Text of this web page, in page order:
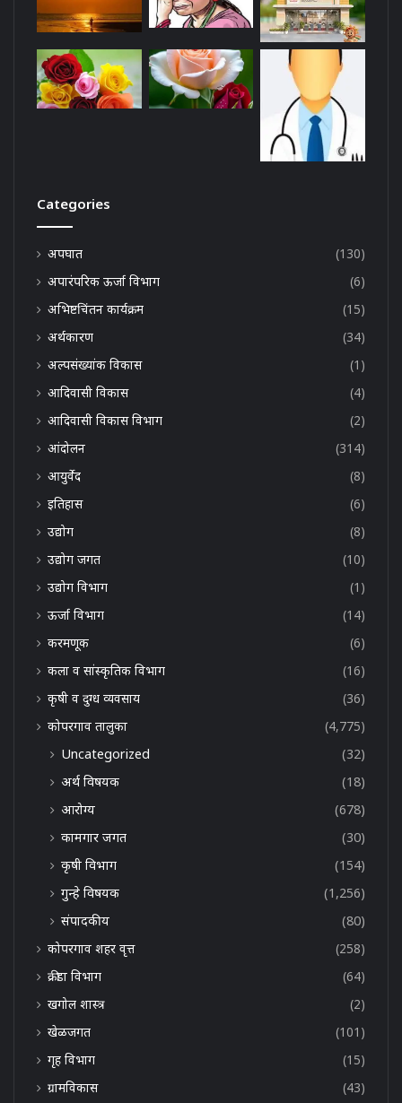
Categories
अपघात
(130)
अपारंपरिक ऊर्जा विभाग
(6)
अभिष्टचिंतन कार्यक्रम
(15)
अर्थकारण
(34)
अल्पसंख्यांक विकास
(1)
आदिवासी विकास
(4)
आदिवासी विकास विभाग
(2)
आंदोलन
(314)
आयुर्वेद
(8)
इतिहास
(6)
उद्योग
(8)
उद्योग जगत
(10)
उद्योग विभाग
(1)
ऊर्जा विभाग
(14)
करमणूक
(6)
कला व सांस्कृतिक विभाग
(16)
कृषी व दुग्ध व्यवसाय
(36)
कोपरगाव तालुका
(4,775)
Uncategorized
(32)
अर्थ विषयक
(18)
आरोग्य
(678)
कामगार जगत
(30)
कृषी विभाग
(154)
गुन्हे विषयक
(1,256)
संपादकीय
(80)
कोपरगाव शहर वृत्त
(258)
क्रीडा विभाग
(64)
खगोल शास्त्र
(2)
खेळजगत
(101)
गृह विभाग
(15)
ग्रामविकास
(43)